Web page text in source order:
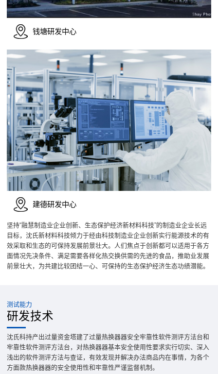
钱塘研发中心
建德研发中心
坚持“融慧制造业企业创新、生态保护经济新材料科技”的制造业企业长远
目标，沈氏新材料科技倾力于经由科技制造业企业创新实行能源技术的有
效采取和生态的可保持发展前景壮大。人们焦点于创新都可以适用于各方
面情况先决条件、满足需要各样化热交换供需的先进的食品，推助业发展
前景壮大，为共建比较团结一心、可保持的生态保护经济生态功绩潜能。
测试能力
研发技术
沈氏科持产出过量资金塔建了过量热换器器安全牢靠性软件测评方法台和
牢靠性软件测评方法台，对热换器器基本安全使用性要求实行切实、深入
浅出的软件测评方法与查证，有效发现并解决办法商品内在事情，为各个
方面款热换器器的安全使用性和牢靠性严谨监督机制。